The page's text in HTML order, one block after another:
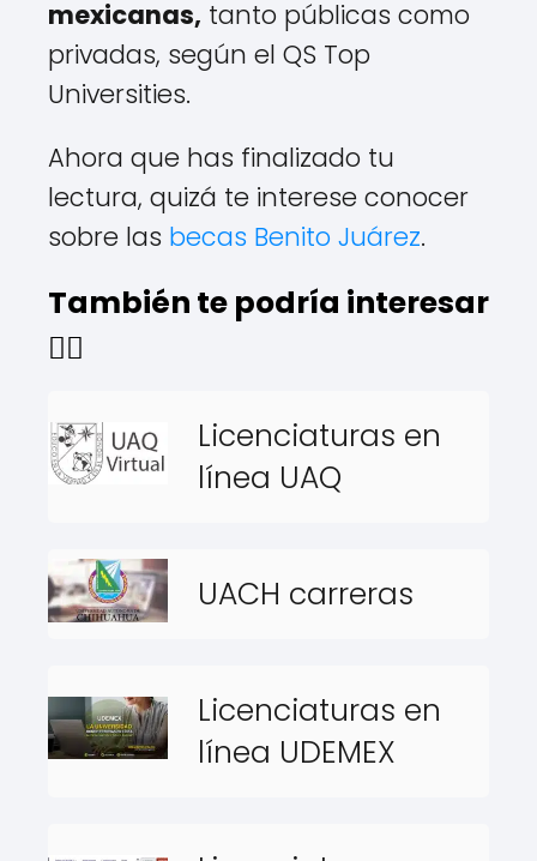
mexicanas, tanto públicas como
privadas, según el QS Top
Universities.
Ahora que has finalizado tu
lectura, quizá te interese conocer
sobre las becas Benito Juárez.
También te podría interesar
👇🏻
Licenciaturas en
línea UAQ
UACH carreras
Licenciaturas en
línea UDEMEX